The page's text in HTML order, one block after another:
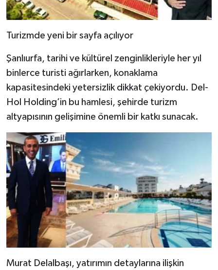
Turizmde yeni bir sayfa açılıyor
Şanlıurfa, tarihi ve kültürel zenginlikleriyle her yıl
binlerce turisti ağırlarken, konaklama
kapasitesindeki yetersizlik dikkat çekiyordu. Del-
Hol Holding’in bu hamlesi, şehirde turizm
altyapısının gelişimine önemli bir katkı sunacak.
Murat Delalbaşı, yatırımın detaylarına ilişkin